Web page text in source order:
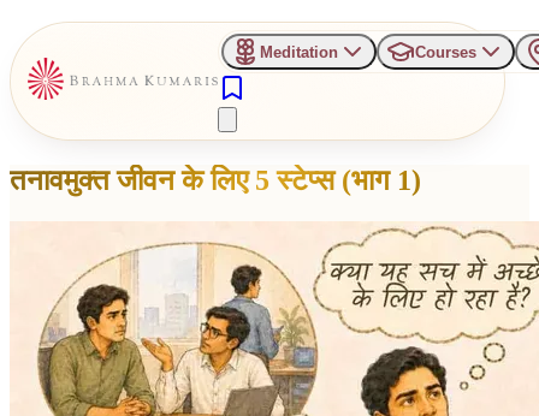
Meditation Courses
तनावमुक्त जीवन के लिए 5 स्टेप्स (भाग 1)